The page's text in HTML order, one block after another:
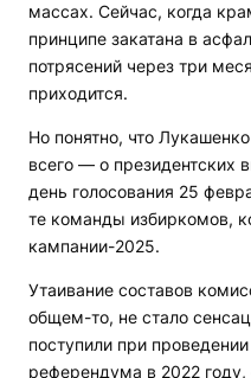
массах. Сейчас, когда
принципе закатана в
потрясений через три
приходится.
Но понятно, что
всего — о президентских
день голосования 25
те команды избиркомов,
кампании-2025.
Утаивание составов
общем-то, не стало
поступили при
референдума в 2022